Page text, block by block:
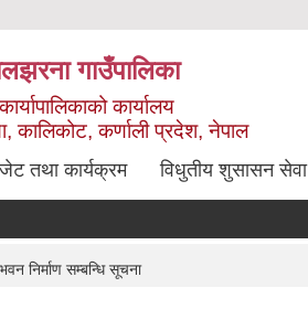
गाउँपालिका
कार्यालय
कालिकोट, कर्णाली प्रदेश, नेपाल
तथा कार्यक्रम विधुतीय शुसासन सेवा
निर्माण सम्बन्धि सूचना